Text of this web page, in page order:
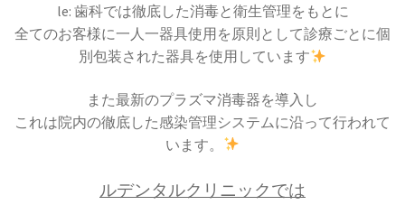
le: 歯科では徹底した消毒と衛生管理をもとに
全てのお客様に一人一器具使用を原則として診療ごとに個
別包装された器具を使用しています
また最新のプラズマ消毒器を導入し
これは院内の徹底した感染管理システムに沿って行われて
います。
ルデンタルクリニックでは